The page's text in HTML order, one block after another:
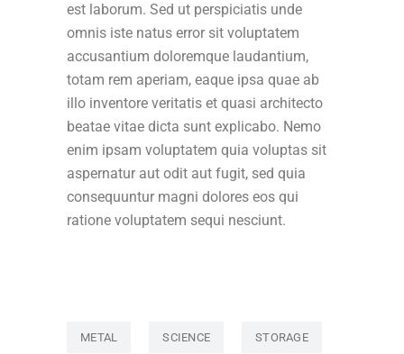
est laborum. Sed ut perspiciatis unde
omnis iste natus error sit voluptatem
accusantium doloremque laudantium,
totam rem aperiam, eaque ipsa quae ab
illo inventore veritatis et quasi architecto
beatae vitae dicta sunt explicabo. Nemo
enim ipsam voluptatem quia voluptas sit
aspernatur aut odit aut fugit, sed quia
consequuntur magni dolores eos qui
ratione voluptatem sequi nesciunt.
METAL SCIENCE STORAGE